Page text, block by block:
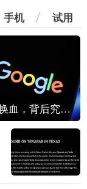
手机 试用
谷歌AI大换血，背后究竟发生了什么？